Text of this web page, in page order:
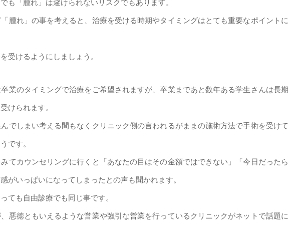
も「腫れ」は避けられないリスクでもあります。
腫れ」の事を考えると、治療を受ける時期やタイミングはとても重要なポイント
受けるようにしましょう。
業のタイミングで治療をご希望されますが、卒業まであと数年ある学生さんは長
けられます。
でしまい考える間もなくクリニック側の言われるがままの施術方法で手術を受け
です。
てカウンセリングに行くと「あなたの目はその金額ではできない」「今日だった
がいっぱいになってしまったとの声も聞かれます。
ても自由診療でも同じ事です。
悪徳ともいえるような営業や強引な営業を行っているクリニックがネットで話題